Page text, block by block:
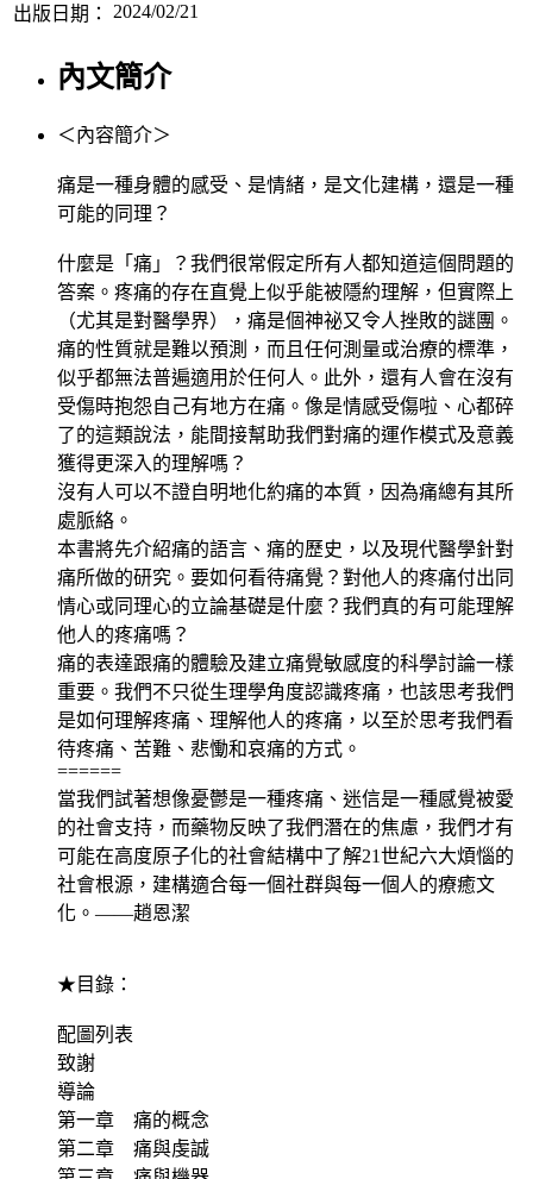
出版日期：
2024/02/21
內文簡介
＜內容簡介＞
痛是一種身體的感受、是情緒，是文化建構，還是一種
可能的同理？
什麼是「痛」？我們很常假定所有人都知道這個問題的
答案。疼痛的存在直覺上似乎能被隱約理解，但實際上
（尤其是對醫學界），痛是個神祕又令人挫敗的謎團。
痛的性質就是難以預測，而且任何測量或治療的標準，
似乎都無法普遍適用於任何人。此外，還有人會在沒有
受傷時抱怨自己有地方在痛。像是情感受傷啦、心都碎
了的這類說法，能間接幫助我們對痛的運作模式及意義
獲得更深入的理解嗎？
沒有人可以不證自明地化約痛的本質，因為痛總有其所
處脈絡。
本書將先介紹痛的語言、痛的歷史，以及現代醫學針對
痛所做的研究。要如何看待痛覺？對他人的疼痛付出同
情心或同理心的立論基礎是什麼？我們真的有可能理解
他人的疼痛嗎？
痛的表達跟痛的體驗及建立痛覺敏感度的科學討論一樣
重要。我們不只從生理學角度認識疼痛，也該思考我們
是如何理解疼痛、理解他人的疼痛，以至於思考我們看
待疼痛、苦難、悲慟和哀痛的方式。
======
當我們試著想像憂鬱是一種疼痛、迷信是一種感覺被愛
的社會支持，而藥物反映了我們潛在的焦慮，我們才有
可能在高度原子化的社會結構中了解21世紀六大煩惱的
社會根源，建構適合每一個社群與每一個人的療癒文
化。——趙恩潔
★目錄：
配圖列表
致謝
導論
第一章 痛的概念
第二章 痛與虔誠